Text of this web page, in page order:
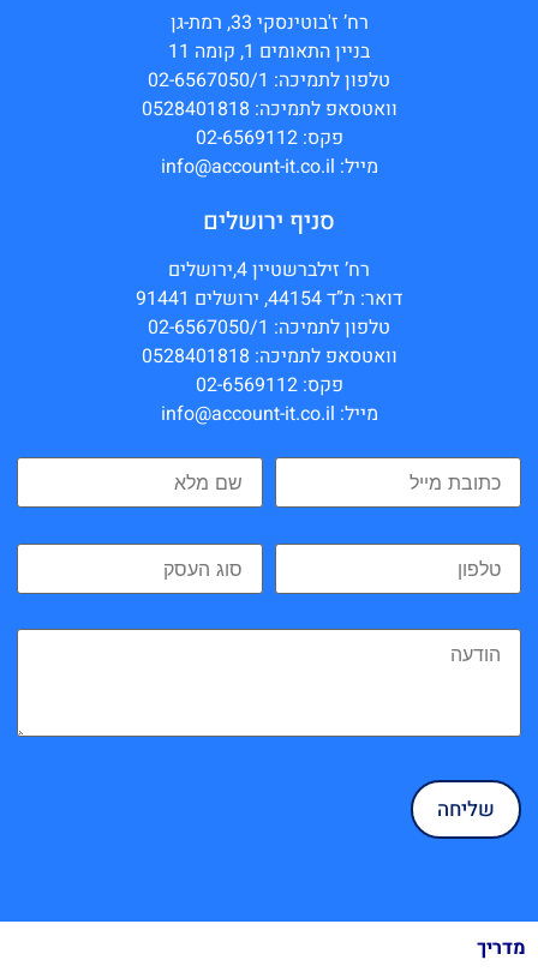
רח’ ז'בוטינסקי 33, רמת-גן
בניין התאומים 1, קומה 11
טלפון לתמיכה: 02-6567050/1
וואטסאפ לתמיכה: 0528401818
פקס: 02-6569112
מייל: info@account-it.co.il
סניף ירושלים
רח’ זילברשטיין 4,ירושלים
דואר: ת”ד 44154, ירושלים 91441
טלפון לתמיכה: 02-6567050/1
וואטסאפ לתמיכה: 0528401818
פקס: 02-6569112
מייל: info@account-it.co.il
מדריך